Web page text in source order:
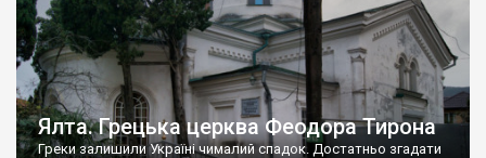
Ялта. Грецька церква Феодора Тирона
Греки залишили Україні чималий спадок. Достатньо згадати